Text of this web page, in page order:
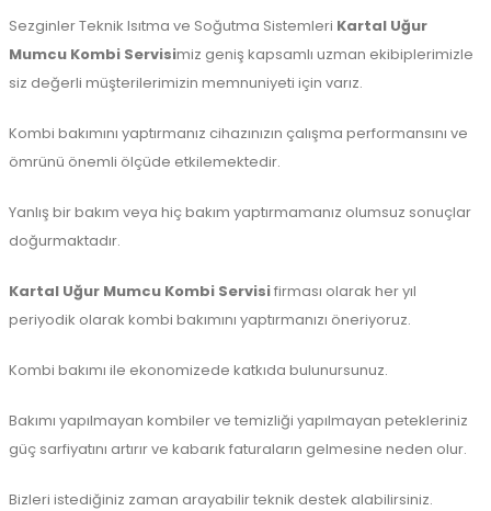
Sezginler Teknik Isıtma ve Soğutma Sistemleri Kartal Uğur
Mumcu Kombi Servisimiz geniş kapsamlı uzman ekibiplerimizle
siz değerli müşterilerimizin memnuniyeti için varız.
Kombi bakımını yaptırmanız cihazınızın çalışma performansını ve
ömrünü önemli ölçüde etkilemektedir.
Yanlış bir bakım veya hiç bakım yaptırmamanız olumsuz sonuçlar
doğurmaktadır.
Kartal Uğur Mumcu Kombi Servisifirması olarak her yıl
periyodik olarak kombi bakımını yaptırmanızı öneriyoruz.
Kombi bakımı ile ekonomizede katkıda bulunursunuz.
Bakımı yapılmayan kombiler ve temizliği yapılmayan petekleriniz
güç sarfiyatını artırır ve kabarık faturaların gelmesine neden olur.
Bizleri istediğiniz zaman arayabilir teknik destek alabilirsiniz.